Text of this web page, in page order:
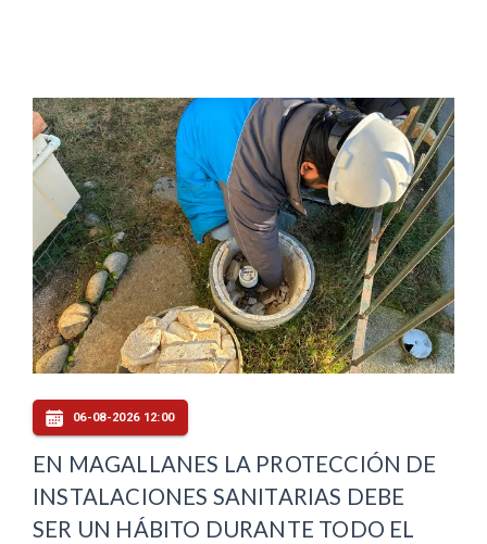
06-08-2026 12:00
EN MAGALLANES LA PROTECCIÓN DE
INSTALACIONES SANITARIAS DEBE
SER UN HÁBITO DURANTE TODO EL